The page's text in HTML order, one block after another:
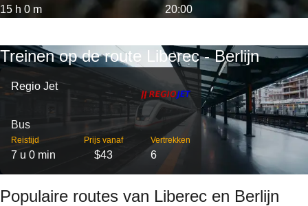
15 h 0 m 20:00
Treinen op de route Liberec - Berlijn
Regio Jet
Bus
Reistijd
7 u 0 min
Prijs vanaf
$43
Vertrekken
6
Populaire routes van Liberec en Berlijn